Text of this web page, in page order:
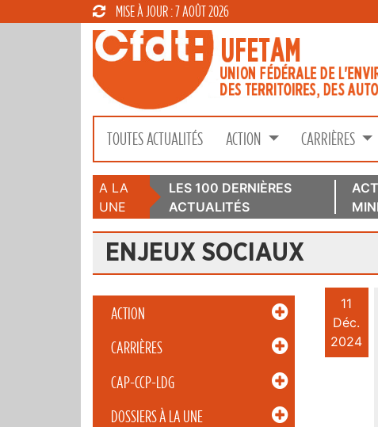
MISE À JOUR : 7 AOÛT 2026
TOUTES ACTUALITÉS ACTION CARRIÈRES
A LA
UNE
LES 100 DERNIÈRES
ACTUALITÉS
ENJEUX SOCIAUX
ACTION
CARRIÈRES
CAP-CCP-LDG
DOSSIERS À LA UNE
11
Déc.
2024